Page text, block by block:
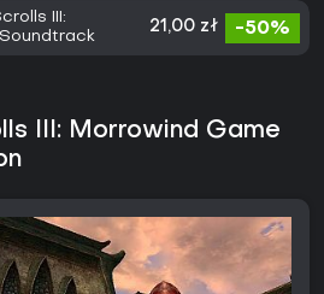
III:
21,00 zł -50%
III: Morrowind Game